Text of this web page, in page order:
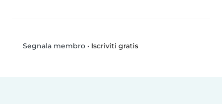
Segnala membro• Iscriviti gratis